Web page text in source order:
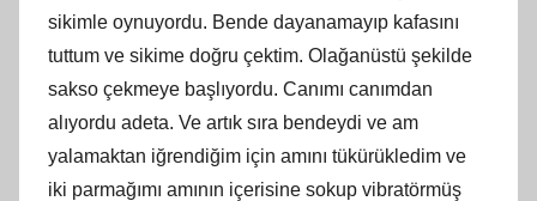
sikimle oynuyordu. Bende dayanamayıp kafasını
tuttum ve sikime doğru çektim. Olağanüstü şekilde
sakso çekmeye başlıyordu. Canımı canımdan
alıyordu adeta. Ve artık sıra bendeydi ve am
yalamaktan iğrendiğim için amını tükürükledim ve
iki parmağımı amının içerisine sokup vibratörmüş